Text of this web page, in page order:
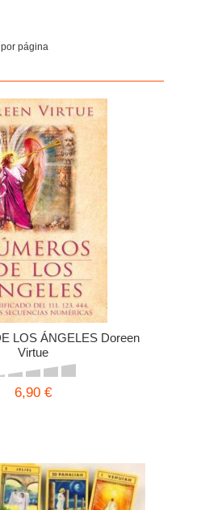
por página
LOS ÁNGELES Doreen
Virtue
6,90 €